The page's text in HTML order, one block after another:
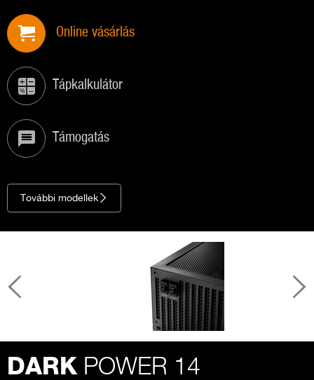
Online vásárlás
Tápkalkulátor
Támogatás
További modellek
DARK POWER 14